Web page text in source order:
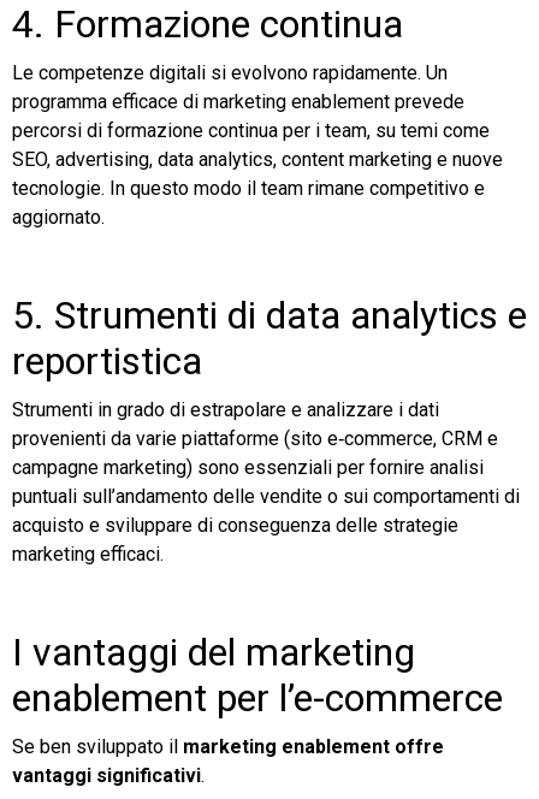
4. Formazione continua
Le competenze digitali si evolvono rapidamente. Un
programma efficace di marketing enablement prevede
percorsi di formazione continua per i team, su temi come
SEO, advertising, data analytics, content marketing e nuove
tecnologie. In questo modo il team rimane competitivo e
aggiornato.
5. Strumenti di data analytics e
reportistica
Strumenti in grado di estrapolare e analizzare i dati
provenienti da varie piattaforme (sito e‑commerce, CRM e
campagne marketing) sono essenziali per fornire analisi
puntuali sull’andamento delle vendite o sui comportamenti di
acquisto e sviluppare di conseguenza delle strategie
marketing efficaci.
I vantaggi del marketing
enablement per l’e-commerce
Se ben sviluppato il marketing enablement offre
vantaggi significativi.